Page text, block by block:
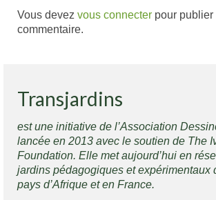
Vous devez vous connecter pour publier
commentaire.
Transjardins
est une initiative de l’Association
lancée en 2013 avec le soutien de The
Foundation. Elle met aujourd’hui en
jardins pédagogiques et expérimentaux
pays d’Afrique et en France.